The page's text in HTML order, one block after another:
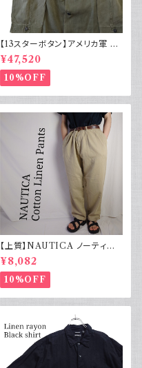
【13スターボタン】アメリカ軍 M
43 HBT ジャケット パッチ 軍物
実物
¥47,520
10%OFF
【上質】NAUTICA ノーティカ
コットンリネンパンツ ツータック
¥8,082
10%OFF